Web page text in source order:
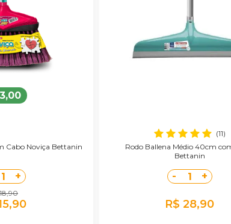
Cabo Noviça Bettanin
1 +
(11)
Rodo Ballena Médio 40cm
Bettanin
- 1 +
R$ 28,90